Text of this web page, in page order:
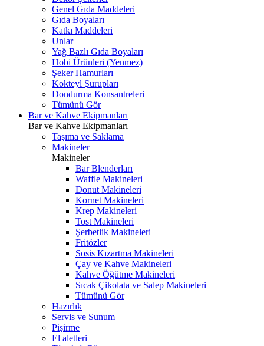
Genel Gıda Maddeleri
Gıda Boyaları
Katkı Maddeleri
Unlar
Yağ Bazlı Gıda Boyaları
Hobi Ürünleri (Yenmez)
Şeker Hamurları
Kokteyl Şurupları
Dondurma Konsantreleri
Tümünü Gör
Bar ve Kahve Ekipmanları
Bar ve Kahve Ekipmanları
Taşıma ve Saklama
Makineler
Makineler
Bar Blenderları
Waffle Makineleri
Donut Makineleri
Kornet Makineleri
Krep Makineleri
Tost Makineleri
Şerbetlik Makineleri
Fritözler
Sosis Kızartma Makineleri
Çay ve Kahve Makineleri
Kahve Öğütme Makineleri
Sıcak Çikolata ve Salep Makineleri
Tümünü Gör
Hazırlık
Servis ve Sunum
Pişirme
El aletleri